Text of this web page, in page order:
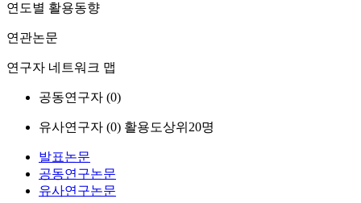
연도별 활용동향
연관논문
연구자 네트워크 맵
공동연구자 (0)
유사연구자 (0) 활용도상위20명
발표논문
공동연구논문
유사연구논문